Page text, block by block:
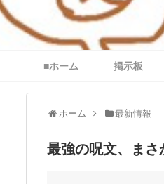
■ホーム 掲示板
ホーム 最新情報
最強の呪文、ま